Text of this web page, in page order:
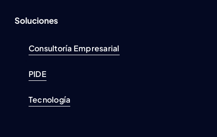
Soluciones
Consultoría Empresarial
PIDE
Tecnología